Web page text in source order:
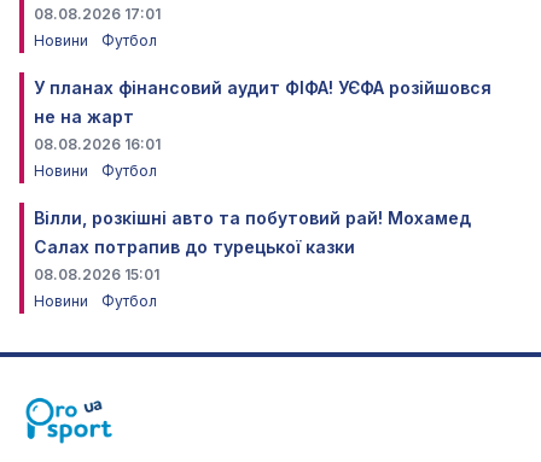
08.08.2026 17:01
Новини
Футбол
У планах фінансовий аудит ФІФА! УЄФА розійшовся
не на жарт
08.08.2026 16:01
Новини
Футбол
Вілли, розкішні авто та побутовий рай! Мохамед
Салах потрапив до турецької казки
08.08.2026 15:01
Новини
Футбол